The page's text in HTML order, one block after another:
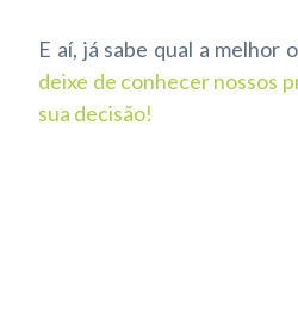
E aí, já sabe qual a melhor
deixe de conhecer nossos
sua decisão!